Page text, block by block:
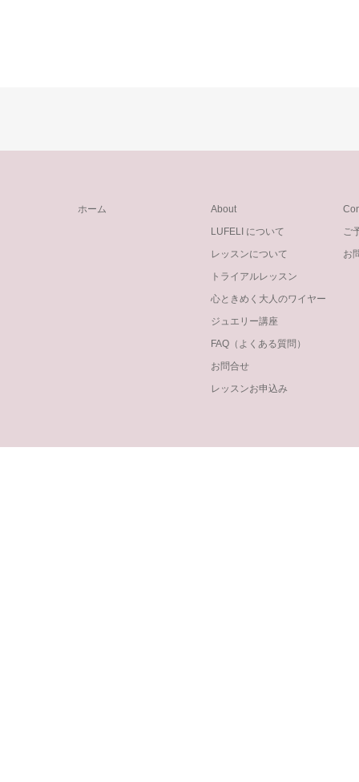
ホーム
About
LUFELI について
レッスンについて
トライアルレッスン
心ときめく大人のワイヤー
ジュエリー講座
FAQ（よくある質問）
お問合せ
レッスンお申込み
ご
お